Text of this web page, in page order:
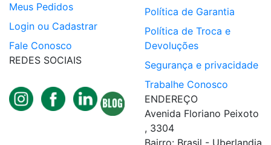
Meus Pedidos
Login ou Cadastrar
Fale Conosco
REDES SOCIAIS
Política de Garantia
Política de Troca e
Devoluções
Segurança e privacidade
Trabalhe Conosco
ENDEREÇO
Avenida Floriano Peixoto
, 3304